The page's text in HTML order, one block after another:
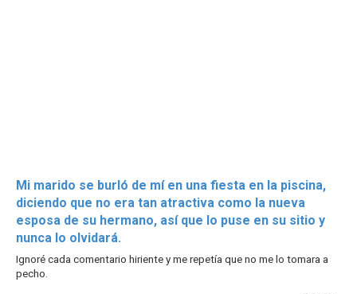
Mi marido se burló de mí en una fiesta en la piscina,
diciendo que no era tan atractiva como la nueva
esposa de su hermano, así que lo puse en su sitio y
nunca lo olvidará.
Ignoré cada comentario hiriente y me repetía que no me lo tomara a
pecho.